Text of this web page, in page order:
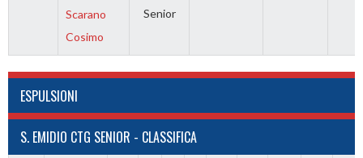
Scarano
Cosimo
Senior
ESPULSIONI
S. EMIDIO CTG SENIOR - CLASSIFICA